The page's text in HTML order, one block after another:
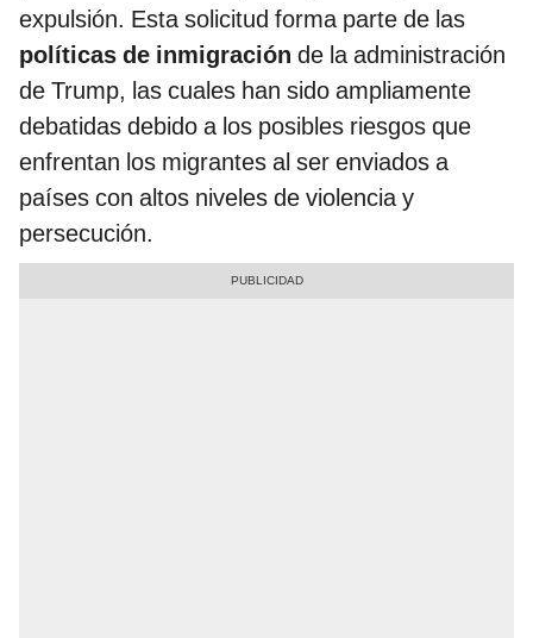
expulsión. Esta solicitud forma parte de las
políticas de inmigración de la administración
de Trump, las cuales han sido ampliamente
debatidas debido a los posibles riesgos que
enfrentan los migrantes al ser enviados a
países con altos niveles de violencia y
persecución.